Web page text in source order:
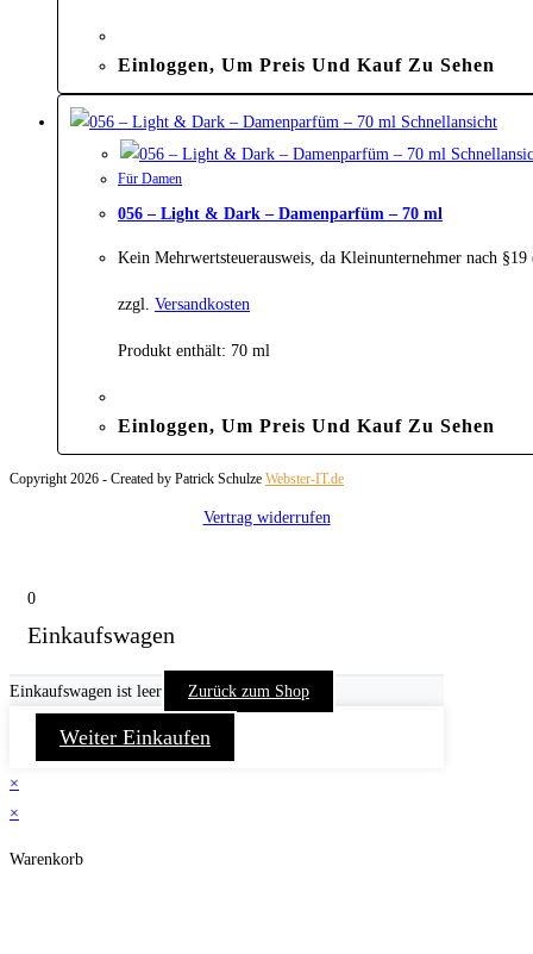
Einloggen, Um Preis Und Kauf Zu Sehen
Schnellansicht
Für Damen
056 – Light & Dark – Damenparfüm – 70 ml
Kein Mehrwertsteuerausweis, da Kleinunternehmer nach
zzgl. Versandkosten
Produkt enthält: 70 ml
Einloggen, Um Preis Und Kauf Zu Sehen
Copyright 2026 - Created by Patrick Schulze Webster-IT.de
Vertrag widerrufen
0
Einkaufswagen
Einkaufswagen ist leer Zurück zum Shop
Weiter Einkaufen
×
×
Warenkorb